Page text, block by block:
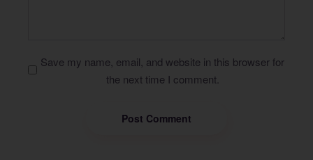
Save my name, email, and website in this browser for
the next time I comment.
Post Comment